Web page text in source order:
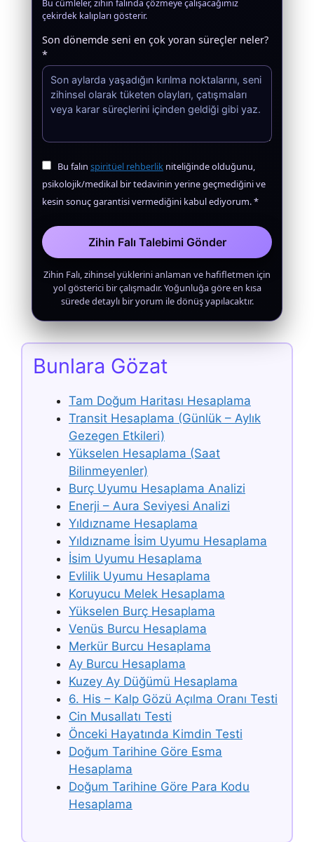
Bu cümleler, zihin falında çözmeye çalışacağımız
çekirdek kalıpları gösterir.
Son dönemde seni en çok yoran süreçler neler?
*
Bu falın spiritüel rehberlik niteliğinde olduğunu,
psikolojik/medikal bir tedavinin yerine geçmediğini ve
kesin sonuç garantisi vermediğini kabul ediyorum. *
Zihin Falı Talebimi Gönder
Zihin Falı, zihinsel yüklerini anlaman ve hafifletmen için
yol gösterici bir çalışmadır. Yoğunluğa göre en kısa
sürede detaylı bir yorum ile dönüş yapılacaktır.
Bunlara Gözat
Tam Doğum Haritası Hesaplama
Transit Hesaplama (Günlük – Aylık
Gezegen Etkileri)
Yükselen Hesaplama (Saat
Bilinmeyenler)
Burç Uyumu Hesaplama Analizi
Enerji – Aura Seviyesi Analizi
Yıldızname Hesaplama
Yıldızname İsim Uyumu Hesaplama
İsim Uyumu Hesaplama
Evlilik Uyumu Hesaplama
Koruyucu Melek Hesaplama
Yükselen Burç Hesaplama
Venüs Burcu Hesaplama
Merkür Burcu Hesaplama
Ay Burcu Hesaplama
Kuzey Ay Düğümü Hesaplama
6. His – Kalp Gözü Açılma Oranı Testi
Cin Musallatı Testi
Önceki Hayatında Kimdin Testi
Doğum Tarihine Göre Esma
Hesaplama
Doğum Tarihine Göre Para Kodu
Hesaplama